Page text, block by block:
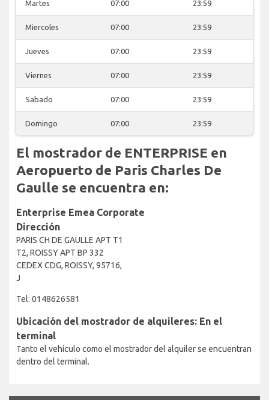
Martes 07:00 23:59
Miercoles 07:00 23:59
Jueves 07:00 23:59
Viernes 07:00 23:59
Sabado 07:00 23:59
Domingo 07:00 23:59
El mostrador de ENTERPRISE en
Aeropuerto de Paris Charles De
Gaulle se encuentra en:
Enterprise Emea Corporate
Dirección
PARIS CH DE GAULLE APT T1
T2, ROISSY APT BP 332
CEDEX CDG, ROISSY, 95716,
J
Tel: 0148626581
Ubicación del mostrador de alquileres: En el
terminal
Tanto el vehículo como el mostrador del alquiler se encuentran
dentro del terminal.